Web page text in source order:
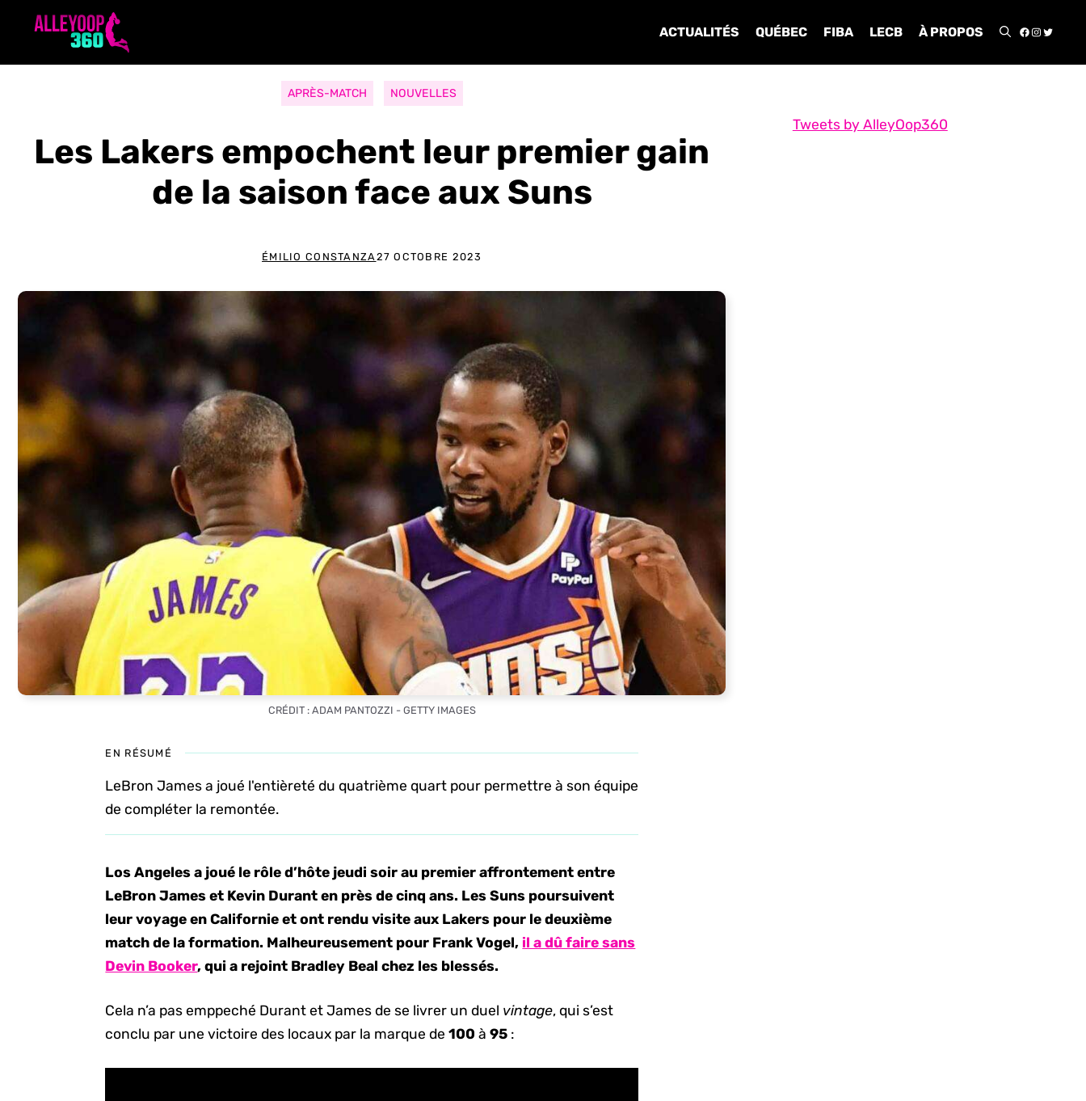
ACTUALITÉS QUÉBEC FIBA LECB À PROPOS
APRÈS-MATCH NOUVELLES
Les Lakers empochent leur premier gain
de la saison face aux Suns
ÉMILIO CONSTANZA27 OCTOBRE 2023
CRÉDIT : ADAM PANTOZZI - GETTY IMAGES
EN RÉSUMÉ
LeBron James a joué l'entièreté du quatrième quart pour permettre à son équipe
de compléter la remontée.
Los Angeles a joué le rôle d’hôte jeudi soir au premier affrontement entre
LeBron James et Kevin Durant en près de cinq ans. Les Suns poursuivent
leur voyage en Californie et ont rendu visite aux Lakers pour le deuxième
match de la formation. Malheureusement pour Frank Vogel, il a dû faire sans
Devin Booker, qui a rejoint Bradley Beal chez les blessés.
Cela n’a pas emppeché Durant et James de se livrer un duel vintage, qui s’est
conclu par une victoire des locaux par la marque de100à95 :
Tweets by AlleyOop360